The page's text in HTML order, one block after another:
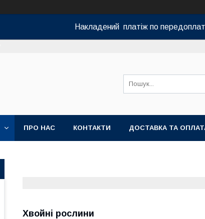
Накладений платіж по
ПРО НАС КОНТАКТИ ДОСТАВКА ТА
Хвойні рослини